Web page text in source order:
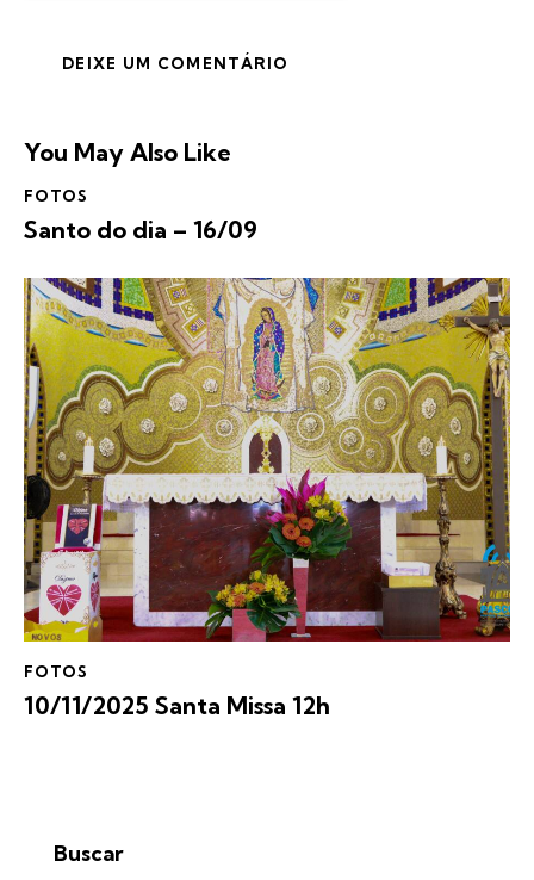
You May Also Like
FOTOS
Santo do dia – 16/09
FOTOS
10/11/2025 Santa Missa 12h
Buscar